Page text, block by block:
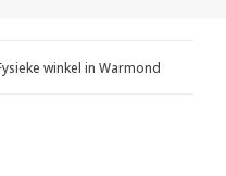
winkel in Warmond